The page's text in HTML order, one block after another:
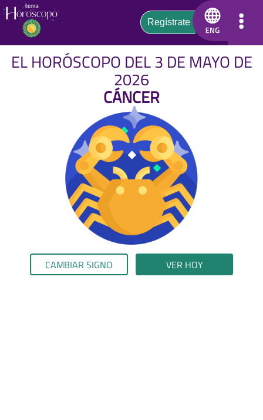
EL HORÓSCOPO DEL 3 DE MAYO DE
2026
CÁNCER
CAMBIAR SIGNO VER HOY